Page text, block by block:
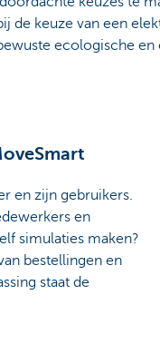
de keuze van een
ecologische
en zijn gebruikers.
en
simulaties maken?
bestellingen en
staat de